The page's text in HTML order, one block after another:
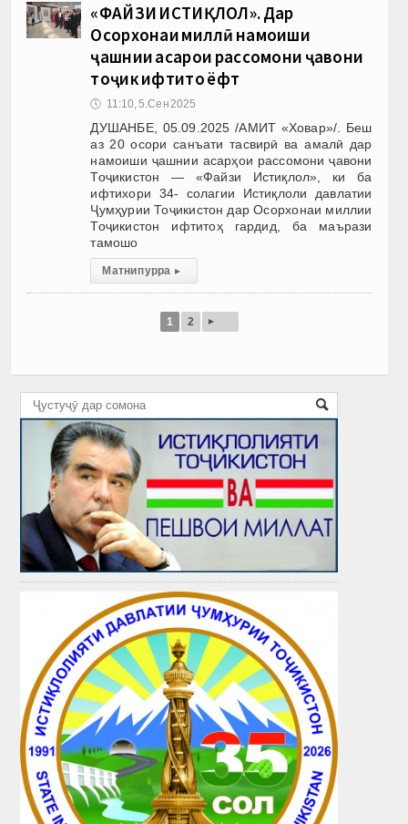
«ФАЙЗИ ИСТИҚЛОЛ». Дар
Осорхонаи миллӣ намоиши
ҷашнии асарҳои рассомони ҷавони
тоҷик ифтитоҳ ёфт
🕔 11:10, 5.Сен 2025
ДУШАНБЕ, 05.09.2025 /АМИТ «Ховар»/. Беш
аз 20 осори санъати тасвирӣ ва амалӣ дар
намоиши ҷашнии асарҳои рассомони ҷавони
Тоҷикистон — «Файзи Истиқлол», ки ба
ифтихори 34- солагии Истиқлоли давлатии
Ҷумҳурии Тоҷикистон дар Осорхонаи миллии
Тоҷикистон ифтитоҳ гардид, ба маърази
тамошо
Матни пурра ▸
1 2 ▸